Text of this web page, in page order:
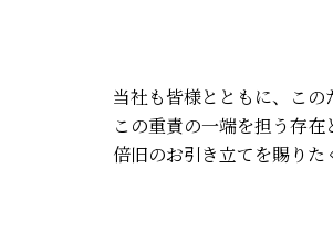
当社も皆様とともに、この
この重責の一端を担う存在
倍旧のお引き立てを賜りた